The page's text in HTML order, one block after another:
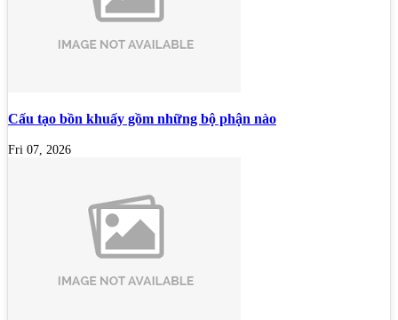
Cấu tạo bồn khuấy gồm những bộ phận nào
Fri 07, 2026